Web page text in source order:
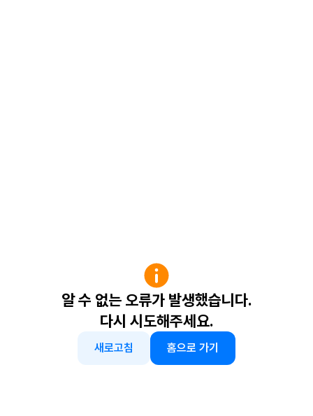
알 수 없는 오류가 발생했습니다.
다시 시도해주세요.
새로고침 홈으로 가기